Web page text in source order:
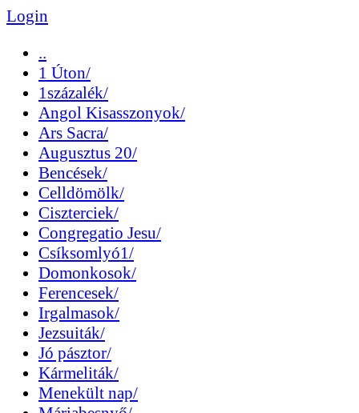
Login
..
1 Úton/
1százalék/
Angol Kisasszonyok/
Ars Sacra/
Augusztus 20/
Bencések/
Celldömölk/
Ciszterciek/
Congregatio Jesu/
Csíksomlyó1/
Domonkosok/
Ferencesek/
Irgalmasok/
Jezsuiták/
Jó pásztor/
Kármeliták/
Menekült nap/